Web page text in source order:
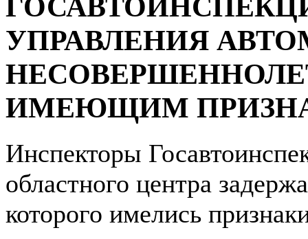
УПРАВЛЕНИЯ
ИМЕЮЩИМ
Инспекторы
областного центра
которого имелись